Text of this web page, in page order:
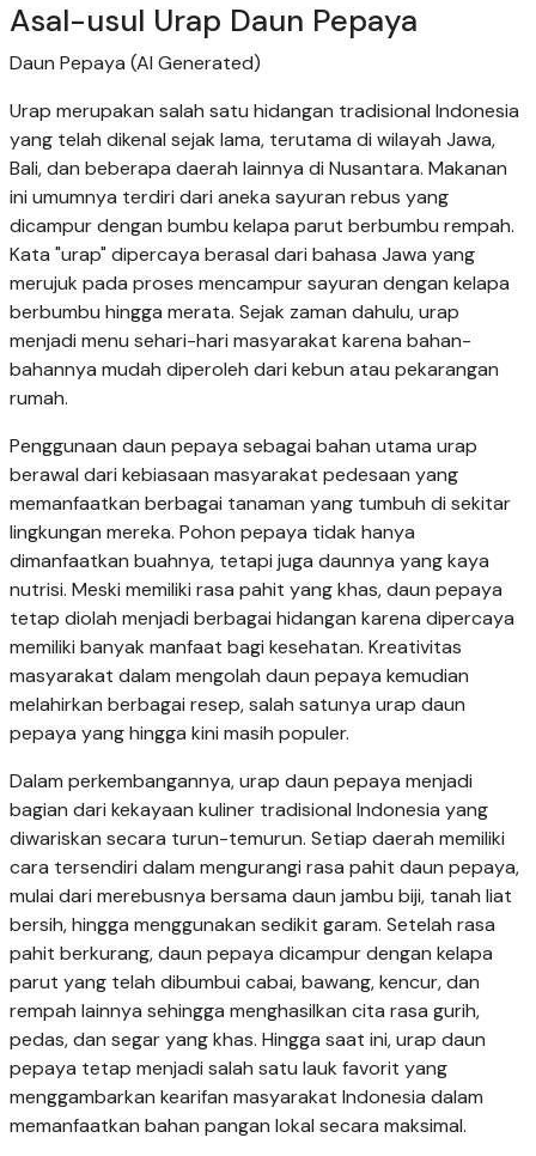
Asal-usul Urap Daun Pepaya
Daun Pepaya (AI Generated)
Urap merupakan salah satu hidangan tradisional Indonesia
yang telah dikenal sejak lama, terutama di wilayah Jawa,
Bali, dan beberapa daerah lainnya di Nusantara. Makanan
ini umumnya terdiri dari aneka sayuran rebus yang
dicampur dengan bumbu kelapa parut berbumbu rempah.
Kata "urap" dipercaya berasal dari bahasa Jawa yang
merujuk pada proses mencampur sayuran dengan kelapa
berbumbu hingga merata. Sejak zaman dahulu, urap
menjadi menu sehari-hari masyarakat karena bahan-
bahannya mudah diperoleh dari kebun atau pekarangan
rumah.
Penggunaan daun pepaya sebagai bahan utama urap
berawal dari kebiasaan masyarakat pedesaan yang
memanfaatkan berbagai tanaman yang tumbuh di sekitar
lingkungan mereka. Pohon pepaya tidak hanya
dimanfaatkan buahnya, tetapi juga daunnya yang kaya
nutrisi. Meski memiliki rasa pahit yang khas, daun pepaya
tetap diolah menjadi berbagai hidangan karena dipercaya
memiliki banyak manfaat bagi kesehatan. Kreativitas
masyarakat dalam mengolah daun pepaya kemudian
melahirkan berbagai resep, salah satunya urap daun
pepaya yang hingga kini masih populer.
Dalam perkembangannya, urap daun pepaya menjadi
bagian dari kekayaan kuliner tradisional Indonesia yang
diwariskan secara turun-temurun. Setiap daerah memiliki
cara tersendiri dalam mengurangi rasa pahit daun pepaya,
mulai dari merebusnya bersama daun jambu biji, tanah liat
bersih, hingga menggunakan sedikit garam. Setelah rasa
pahit berkurang, daun pepaya dicampur dengan kelapa
parut yang telah dibumbui cabai, bawang, kencur, dan
rempah lainnya sehingga menghasilkan cita rasa gurih,
pedas, dan segar yang khas. Hingga saat ini, urap daun
pepaya tetap menjadi salah satu lauk favorit yang
menggambarkan kearifan masyarakat Indonesia dalam
memanfaatkan bahan pangan lokal secara maksimal.